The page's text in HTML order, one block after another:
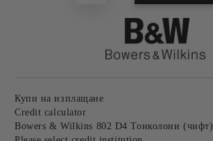
Купи на изплащане
Credit calculator
Bowers & Wilkins 802 D4 Тонколони (чифт)